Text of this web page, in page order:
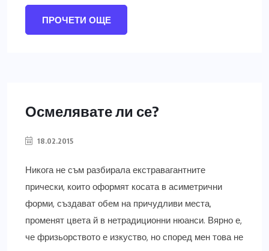
ПРОЧЕТИ ОЩЕ
Осмелявате ли се?
18.02.2015
Никога не съм разбирала екстравагантните
прически, които оформят косата в асиметрични
форми, създават обем на причудливи места,
променят цвета й в нетрадиционни нюанси. Вярно е,
че фризьорството е изкуство, но според мен това не